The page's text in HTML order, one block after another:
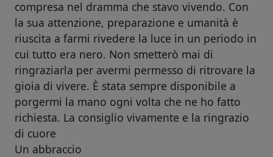
compresa nel dramma che stavo vivendo. Con
la sua attenzione, preparazione e umanità è
riuscita a farmi rivedere la luce in un periodo in
cui tutto era nero. Non smetterò mai di
ringraziarla per avermi permesso di ritrovare la
gioia di vivere. È stata sempre disponibile a
porgermi la mano ogni volta che ne ho fatto
richiesta. La consiglio vivamente e la ringrazio
di cuore
Un abbraccio